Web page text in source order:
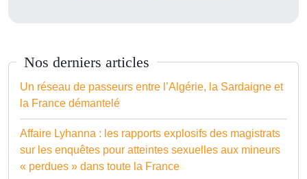
Nos derniers articles
Un réseau de passeurs entre l’Algérie, la Sardaigne et
la France démantelé
Affaire Lyhanna : les rapports explosifs des magistrats
sur les enquêtes pour atteintes sexuelles aux mineurs
« perdues » dans toute la France